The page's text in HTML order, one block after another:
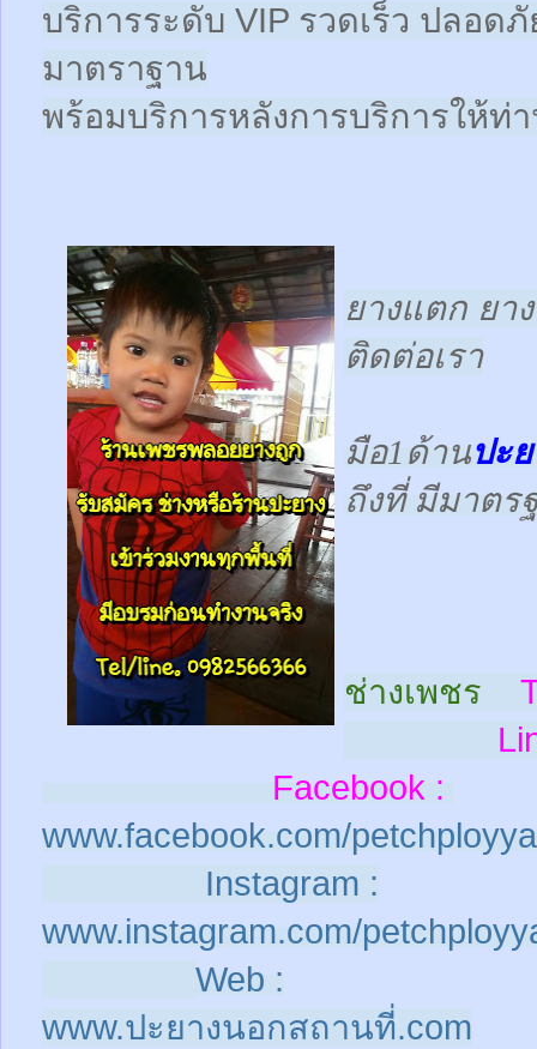
บริการระดับ VIP รวดเร็ว ปลอด
มาตราฐาน
พร้อมบริการหลังการบริการให้ท่
ยางแตก ยา
ติดต่อเรา
มือ1ด้านปะ
ถึงที่ มีมาตร
ช่างเพชร
Facebook :
www.facebook.com/
Instagram :
www.instagram.com/
Web :
www.ปะยางนอกสถานที่.com